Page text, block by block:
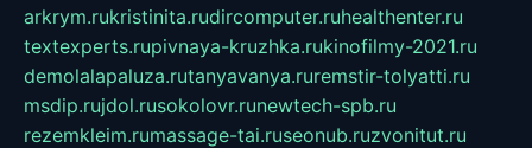
arkrym.rukristinita.rudircomputer.ruhealthenter.ru
textexperts.rupivnaya-kruzhka.rukinofilmy-2021.ru
demolalapaluza.rutanyavanya.ruremstir-tolyatti.ru
msdip.rujdol.rusokolovr.runewtech-spb.ru
rezemkleim.rumassage-tai.ruseonub.ruzvonitut.ru